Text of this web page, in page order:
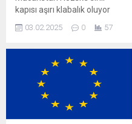
kapısı aşırı klabalık oluyor
alternatif olan Tompa sınır
sezonunda Macaristan
Rözske sınır kapısı aşırı
klabalık oluyor bundan
dolayı onun yanında
alternatif olan Tompa sınır
kapısı var. Aslında burayı
03.02.2025 0 57